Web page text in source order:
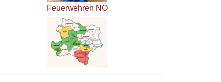
Feuerwehren NÖ